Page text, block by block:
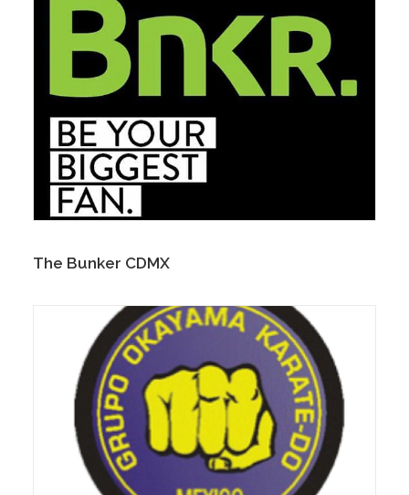
The Bunker CDMX